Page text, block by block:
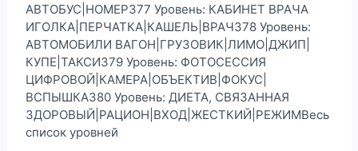
АВТОБУС|НОМЕР377 Уровень: КАБИНЕТ ВРАЧА
ИГОЛКА|ПЕРЧАТКА|КАШЕЛЬ|ВРАЧ378 Уровень:
АВТОМОБИЛИ ВАГОН|ГРУЗОВИК|ЛИМО|ДЖИП|
КУПЕ|ТАКСИ379 Уровень: ФОТОСЕССИЯ
ЦИФРОВОЙ|КАМЕРА|ОБЪЕКТИВ|ФОКУС|
ВСПЫШКА380 Уровень: ДИЕТА, СВЯЗАННАЯ
ЗДОРОВЫЙ|РАЦИОН|ВХОД|ЖЕСТКИЙ|РЕЖИМВесь
список уровней